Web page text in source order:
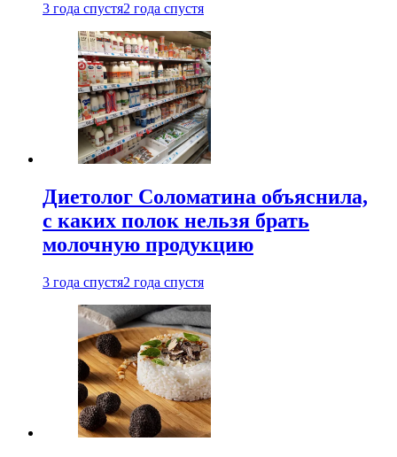
3 года спустя2 года спустя
Диетолог Соломатина объяснила,
с каких полок нельзя брать
молочную продукцию
3 года спустя2 года спустя